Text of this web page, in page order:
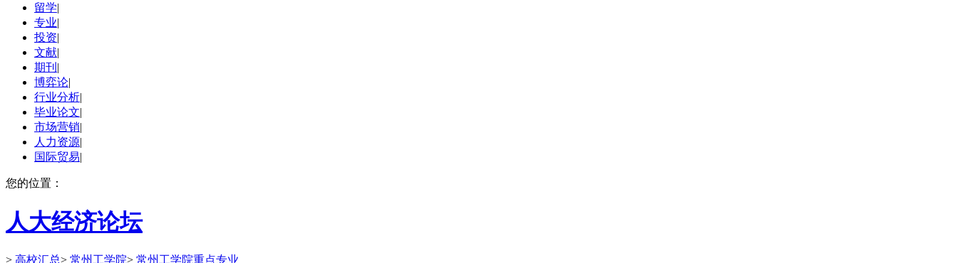
留学|
专业|
投资|
文献|
期刊 |
博弈论|
行业分析|
毕业论文|
市场营销|
人力资源|
国际贸易|
您的位置：
人大经济论坛
> 高校汇总> 常州工学院> 常州工学院重点专业